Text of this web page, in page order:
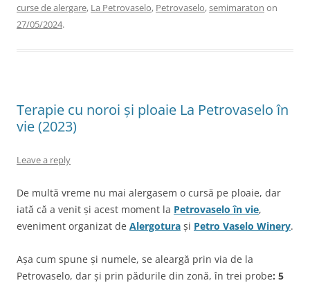
curse de alergare, La Petrovaselo, Petrovaselo,semimaraton on
27/05/2024.
Terapie cu noroi și ploaie La Petrovaselo în
vie (2023)
Leave a reply
De multă vreme nu mai alergasem o cursă pe ploaie, dar
iată că a venit și acest moment la Petrovaselo în vie,
eveniment organizat de Alergotura și Petro Vaselo Winery.
Așa cum spune și numele, se aleargă prin via de la
Petrovaselo, dar și prin pădurile din zonă, în trei probe: 5